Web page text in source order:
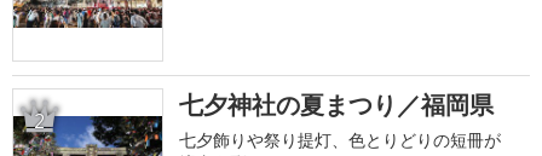
2 七夕神社の夏まつり／福岡県
七夕飾りや祭り提灯、色とりどりの短冊が